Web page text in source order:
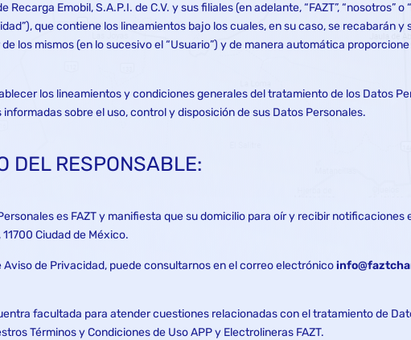
Emobil, S.A.P.I. de C.V. y sus filiales (en adelante, “FAZT”, “nosotros”
que contiene los lineamientos bajo los cuales, en su caso, se recabarán
los mismos (en lo sucesivo el “Usuario”) y de manera automática
los lineamientos y condiciones generales del tratamiento de los Datos
sobre el uso, control y disposición de sus Datos Personales.
DEL RESPONSABLE:
es FAZT y manifiesta que su domicilio para oír y recibir notificaciones
Ciudad de México.
de Privacidad, puede consultarnos en el correo electrónico
facultada para atender cuestiones relacionadas con el tratamiento de
Términos y Condiciones de Uso APP y Electrolineras FAZT.